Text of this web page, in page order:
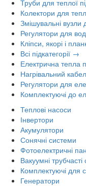
Труби для теплої
Колектори для
Змішувальні вузли
Регулятори для
Кліпси, якорі і
Всі підкатегорії →
Електрична тепла
Нагрівальний
Регулятори для
Комплектуючі до
Теплові насоси
Інвертори
Акумулятори
Сонячні системи
Фотоелектричні
Вакуумні
Комплектуючі для
Генератори